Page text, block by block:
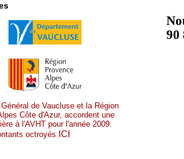
de Vaucluse et la Région
Côte d'Azur, accordent une
à l'AVHT pour l'année 2009.
octroyés ICI
90